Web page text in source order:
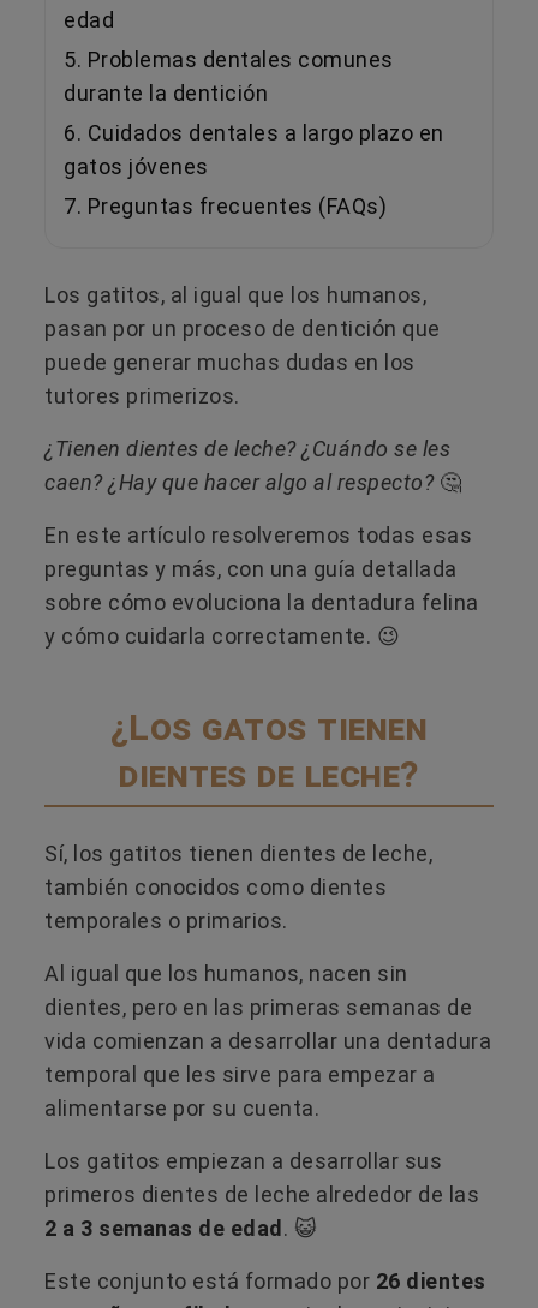
edad
5. Problemas dentales comunes
durante la dentición
6. Cuidados dentales a largo plazo en
gatos jóvenes
7. Preguntas frecuentes (FAQs)
Los gatitos, al igual que los humanos,
pasan por un proceso de dentición que
puede generar muchas dudas en los
tutores primerizos.
¿Tienen dientes de leche? ¿Cuándo se les
caen? ¿Hay que hacer algo al respecto? 🤔
En este artículo resolveremos todas esas
preguntas y más, con una guía detallada
sobre cómo evoluciona la dentadura felina
y cómo cuidarla correctamente. 😉
¿Los gatos tienen
dientes de leche?
Sí, los gatitos tienen dientes de leche,
también conocidos como dientes
temporales o primarios.
Al igual que los humanos, nacen sin
dientes, pero en las primeras semanas de
vida comienzan a desarrollar una dentadura
temporal que les sirve para empezar a
alimentarse por su cuenta.
Los gatitos empiezan a desarrollar sus
primeros dientes de leche alrededor de las
2 a 3 semanas de edad. 😺
Este conjunto está formado por 26 dientes